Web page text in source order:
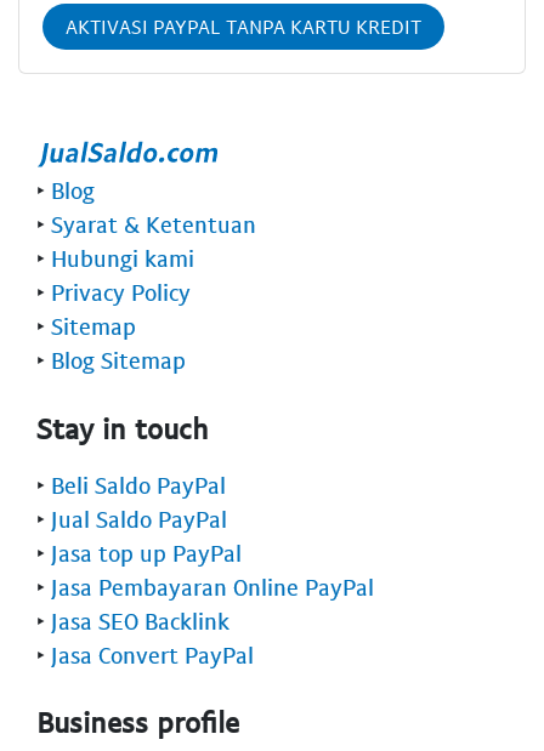
AKTIVASI PAYPAL TANPA KARTU KREDIT
‣ Blog
‣ Syarat & Ketentuan
‣ Hubungi kami
‣ Privacy Policy
‣ Sitemap
‣ Blog Sitemap
Stay in touch
‣ Beli Saldo PayPal
‣ Jual Saldo PayPal
‣ Jasa top up PayPal
‣ Jasa Pembayaran Online PayPal
‣ Jasa SEO Backlink
‣ Jasa Convert PayPal
Business profile